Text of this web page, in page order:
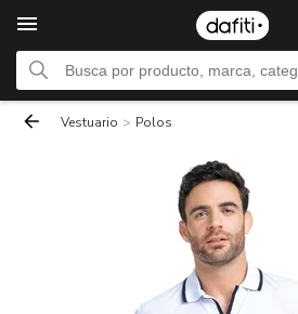
Vestuario > Polos